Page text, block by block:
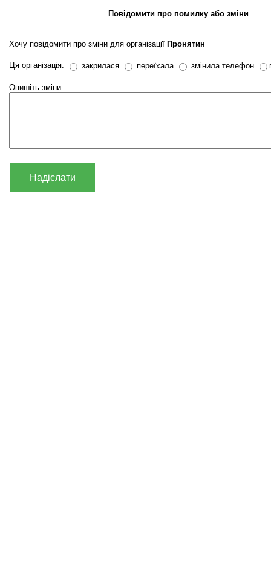
Повідомити про помилку або зміни
Хочу повідомити про зміни для організації Пронятин
Ця організація: закрилася переїхала змінила телефон
Опишіть зміни:
Надіслати